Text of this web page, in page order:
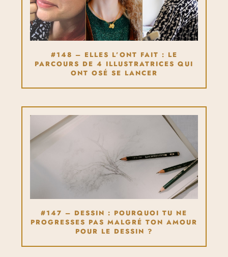
#148 – ELLES L’ONT FAIT : LE
PARCOURS DE 4 ILLUSTRATRICES QUI
ONT OSÉ SE LANCER
#147 – DESSIN : POURQUOI TU NE
PROGRESSES PAS MALGRÉ TON AMOUR
POUR LE DESSIN ?